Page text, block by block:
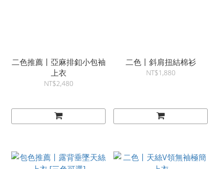
二色推薦丨亞麻排釦小包袖
上衣
NT$2,480
二色丨斜肩扭結棉衫
NT$1,880